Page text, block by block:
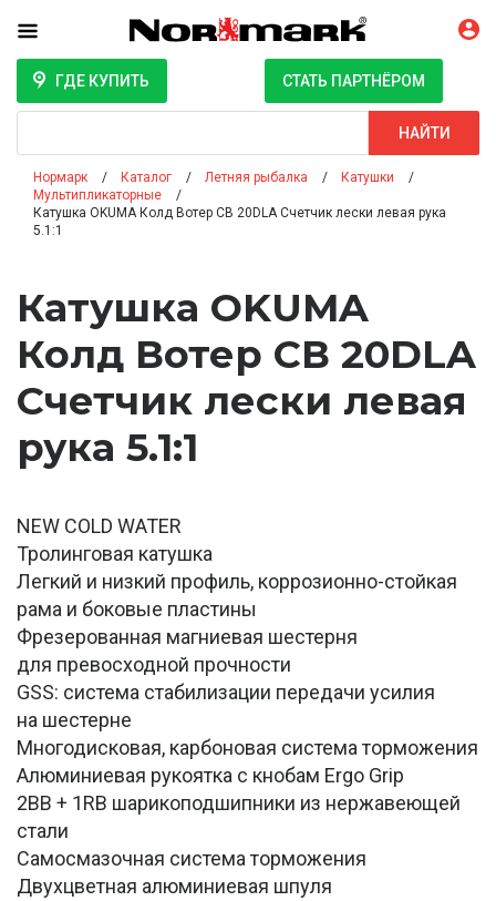
ГДЕ КУПИТЬ СТАТЬ ПАРТНЁРОМ
НАЙТИ
Нормарк Каталог Летняя рыбалка
Катушки
Мультипликаторные
Катушка OKUMA Колд Вотер СВ 20DLA Счетчик лески левая рука
5.1:1
Катушка OKUMA
Колд Вотер СВ 20DLA
Счетчик лески левая
рука 5.1:1
NEW COLD WATER
Тролинговая катушка
Легкий и низкий профиль, коррозионно-стойкая
рама и боковые пластины
Фрезерованная магниевая шестерня
для превосходной прочности
GSS: система стабилизации передачи усилия
на шестерне
Многодисковая, карбоновая система торможения
Алюминиевая рукоятка с кнобам Ergo Grip
2BB + 1RB шарикоподшипники из нержавеющей
стали
Самосмазочная система торможения
Двухцветная алюминиевая шпуля